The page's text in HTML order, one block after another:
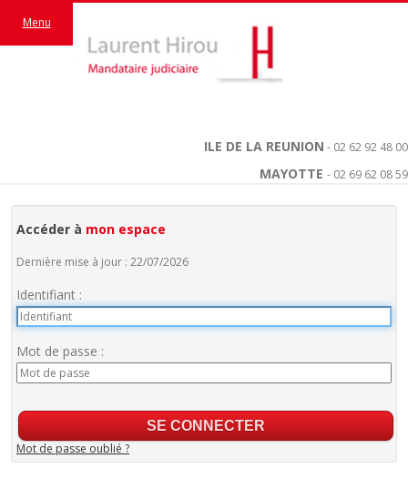
ILE DE LA REUNION - 02 62 92 48 00
MAYOTTE - 02 69 62 08 59
Menu
Accéder à mon espace
Dernière mise à jour : 22/07/2026
Identifiant :
Mot de passe :
Mot de passe oublié ?